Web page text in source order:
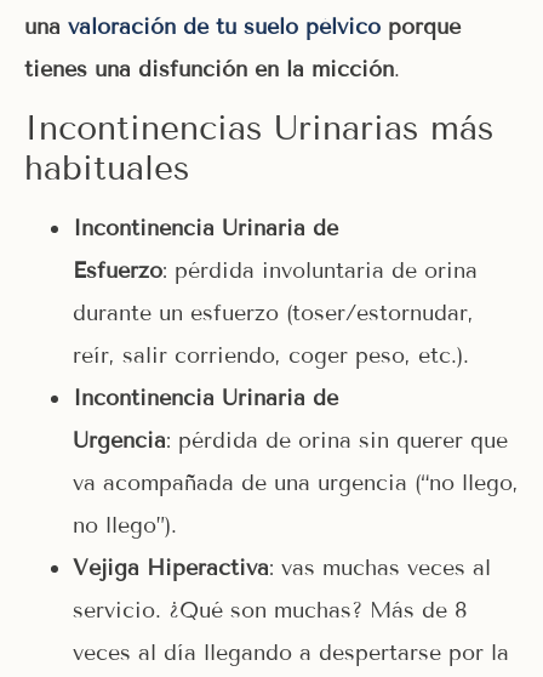
una valoración de tu suelo pélvico porque
tienes una disfunción en la micción.
Incontinencias Urinarias más
habituales
Incontinencia Urinaria de
Esfuerzo: pérdida involuntaria de orina
durante un esfuerzo (toser/estornudar,
reír, salir corriendo, coger peso, etc.).
Incontinencia Urinaria de
Urgencia: pérdida de orina sin querer que
va acompañada de una urgencia (“no llego,
no llego”).
Vejiga Hiperactiva: vas muchas veces al
servicio. ¿Qué son muchas? Más de 8
veces al día llegando a despertarse por la